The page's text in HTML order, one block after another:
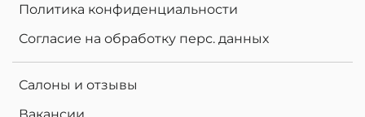
Политика конфиденциальности
Согласие на обработку перс. данных
Салоны и отзывы